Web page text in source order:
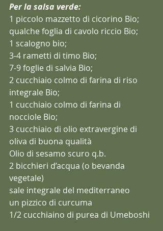
Per la salsa verde:
1 piccolo mazzetto di cicorino Bio;
qualche foglia di cavolo riccio Bio;
1 scalogno bio;
3-4 rametti di timo Bio;
7-9 foglie di salvia Bio;
2 cucchiaio colmo di farina di riso
integrale Bio;
1 cucchiaio colmo di farina di
nocciole Bio;
3 cucchiaio di olio extravergine di
oliva di buona qualità
Olio di sesamo scuro q.b.
2 bicchieri d’acqua (o bevanda
vegetale)
sale integrale del mediterraneo
un pizzico di curcuma
1/2 cucchiaino di purea di Umeboshi